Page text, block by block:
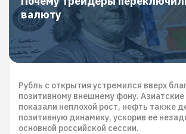
валюту
Рубль с открытия устремился вверх
позитивному внешнему фону.
показали неплохой рост, нефть также
позитивную динамику, ускорив ее
основной российской сессии.